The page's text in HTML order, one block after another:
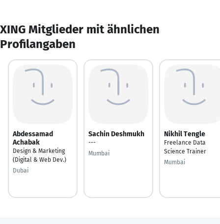
XING Mitglieder mit ähnlichen
Profilangaben
Abdessamad
Achabak
Design & Marketing
(Digital & Web Dev.)
Dubai
Sachin Deshmukh
---
Mumbai
Nikhil Tengle
Freelance Data
Science Trainer
Mumbai